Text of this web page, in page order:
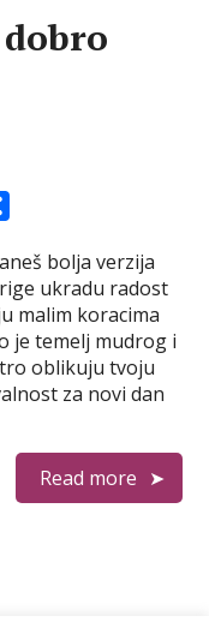
a
r
e
bolja verzija
ukradu radost
malim koracima
je temelj mudrog i
oblikuju tvoju
za novi dan
Read more